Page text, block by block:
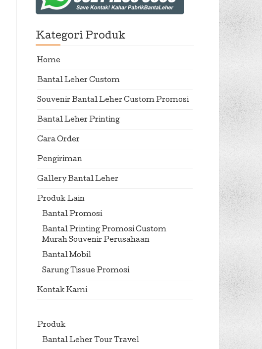
Kategori Produk
Home
Bantal Leher Custom
Souvenir Bantal Leher Custom Promosi
Bantal Leher Printing
Cara Order
Pengiriman
Gallery Bantal Leher
Produk Lain
Bantal Promosi
Bantal Printing Promosi Custom
Murah Souvenir Perusahaan
Bantal Mobil
Sarung Tissue Promosi
Kontak Kami
Produk
Bantal Leher Tour Travel